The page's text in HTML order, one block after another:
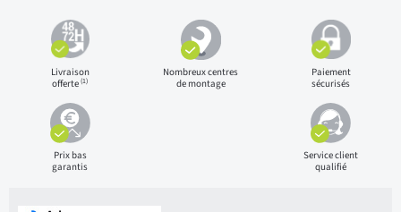
Livraison
offerte(1)
Nombreux centres
de montage
Paiement
sécurisés
Prix bas
garantis
Service client
qualifié